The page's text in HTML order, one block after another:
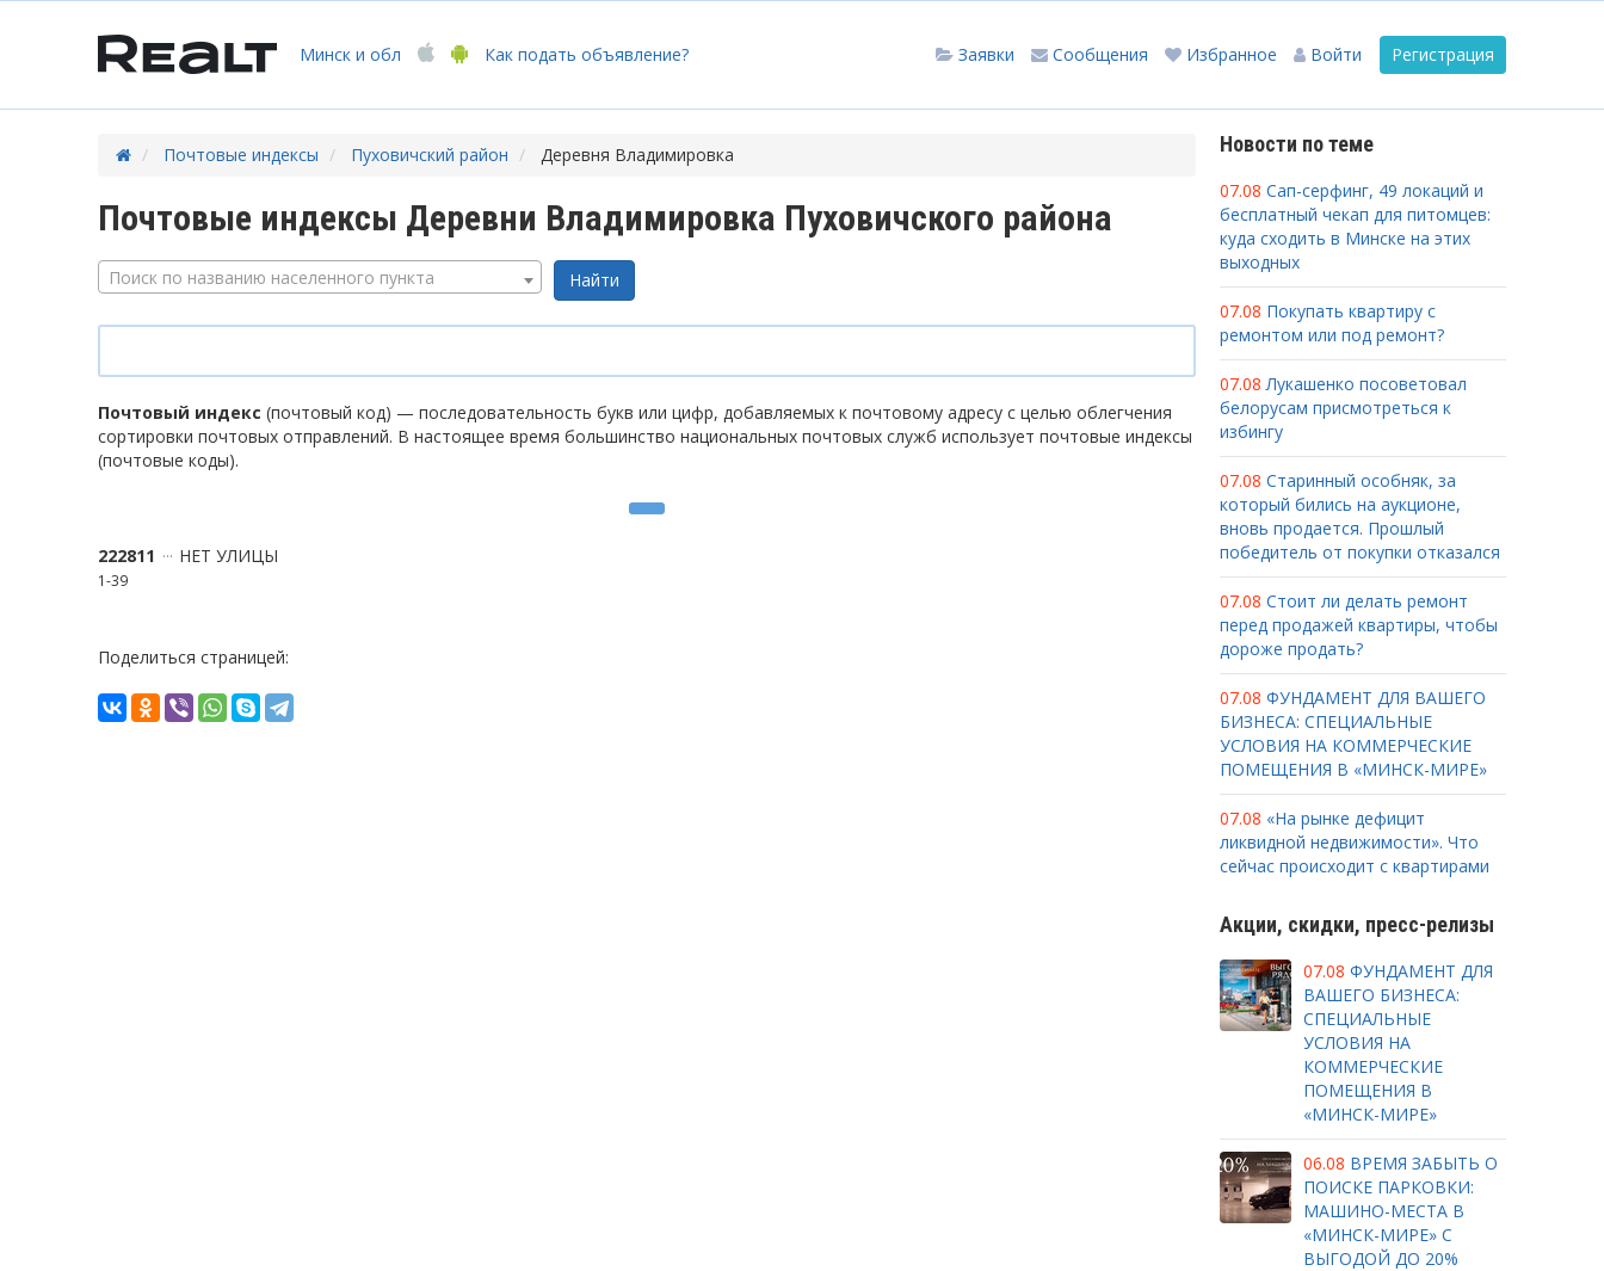
Минск и обл Как подать объявление? Регистрация
Войти
Избранное
Сообщения
Заявки
Почтовые индексы Пуховичский район Деревня Владимировка
Почтовые индексы Деревни Владимировка Пуховичского района
Поиск по названию населенного пункта
Почтовый индекс (почтовый код) — последовательность букв или цифр, добавляемых к почтовому адресу с целью облегчения
сортировки почтовых отправлений. В настоящее время большинство национальных почтовых служб использует почтовые индексы
(почтовые коды).
222811 НЕТ УЛИЦЫ
1-39
Поделиться страницей:
Новости по теме
07.08 Сап-серфинг, 49 локаций и
бесплатный чекап для питомцев:
куда сходить в Минске на этих
выходных
07.08 Покупать квартиру с
ремонтом или под ремонт?
07.08 Лукашенко посоветовал
белорусам присмотреться к
избингу
07.08 Старинный особняк, за
который бились на аукционе,
вновь продается. Прошлый
победитель от покупки отказался
07.08 Стоит ли делать ремонт
перед продажей квартиры, чтобы
дороже продать?
07.08 ФУНДАМЕНТ ДЛЯ ВАШЕГО
БИЗНЕСА: СПЕЦИАЛЬНЫЕ
УСЛОВИЯ НА КОММЕРЧЕСКИЕ
ПОМЕЩЕНИЯ В «МИНСК-МИРЕ»
07.08 «На рынке дефицит
ликвидной недвижимости». Что
сейчас происходит с квартирами
Акции, скидки, пресс-релизы
07.08 ФУНДАМЕНТ ДЛЯ
ВАШЕГО БИЗНЕСА:
СПЕЦИАЛЬНЫЕ
УСЛОВИЯ НА
КОММЕРЧЕСКИЕ
ПОМЕЩЕНИЯ В
«МИНСК-МИРЕ»
06.08 ВРЕМЯ ЗАБЫТЬ О
ПОИСКЕ ПАРКОВКИ:
МАШИНО-МЕСТА В
«МИНСК-МИРЕ» С
ВЫГОДОЙ ДО 20%